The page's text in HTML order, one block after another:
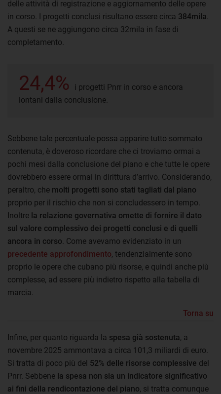
delle attività di registrazione e aggiornamento delle opere
in corso. I progetti conclusi risultano essere circa 384mila
A questi se ne aggiungono circa 32mila in fase di
completamento.
24,4%
i progetti Pnrr in corso e ancora
lontani dalla conclusione.
Sebbene tale percentuale possa apparire tutto sommato
contenuta, è doveroso ricordare che ci troviamo ormai a
pochi mesi dalla conclusione del piano e che tutte le opere
dovrebbero essere ormai in dirittura d’arrivo. Considerando,
peraltro, che molti progetti sono stati tagliati dal piano
proprio per il rischio che non si concludessero in tempo.
Inoltre la relazione governativa omette di fornire il dato
sul valore complessivo dei progetti conclusi e di quelli
ancora in corso . Come avevamo evidenziato in un
precedente approfondimento, tendenzialmente sono
proprio le opere che cubano più risorse, e quindi anche più
complesse, ad essere più indietro rispetto alla tabella di
marcia.
Torna su
Infine, per quanto riguarda la spesa già sostenuta, a
novembre 2025 ammontava a circa 101,3 miliardi di euro.
Si tratta di poco più del 52% delle risorse complessive del
Pnrr. Sebbene la spesa non sia un indicatore significativo
ai fini della rendicontazione del piano, si tratta comunque